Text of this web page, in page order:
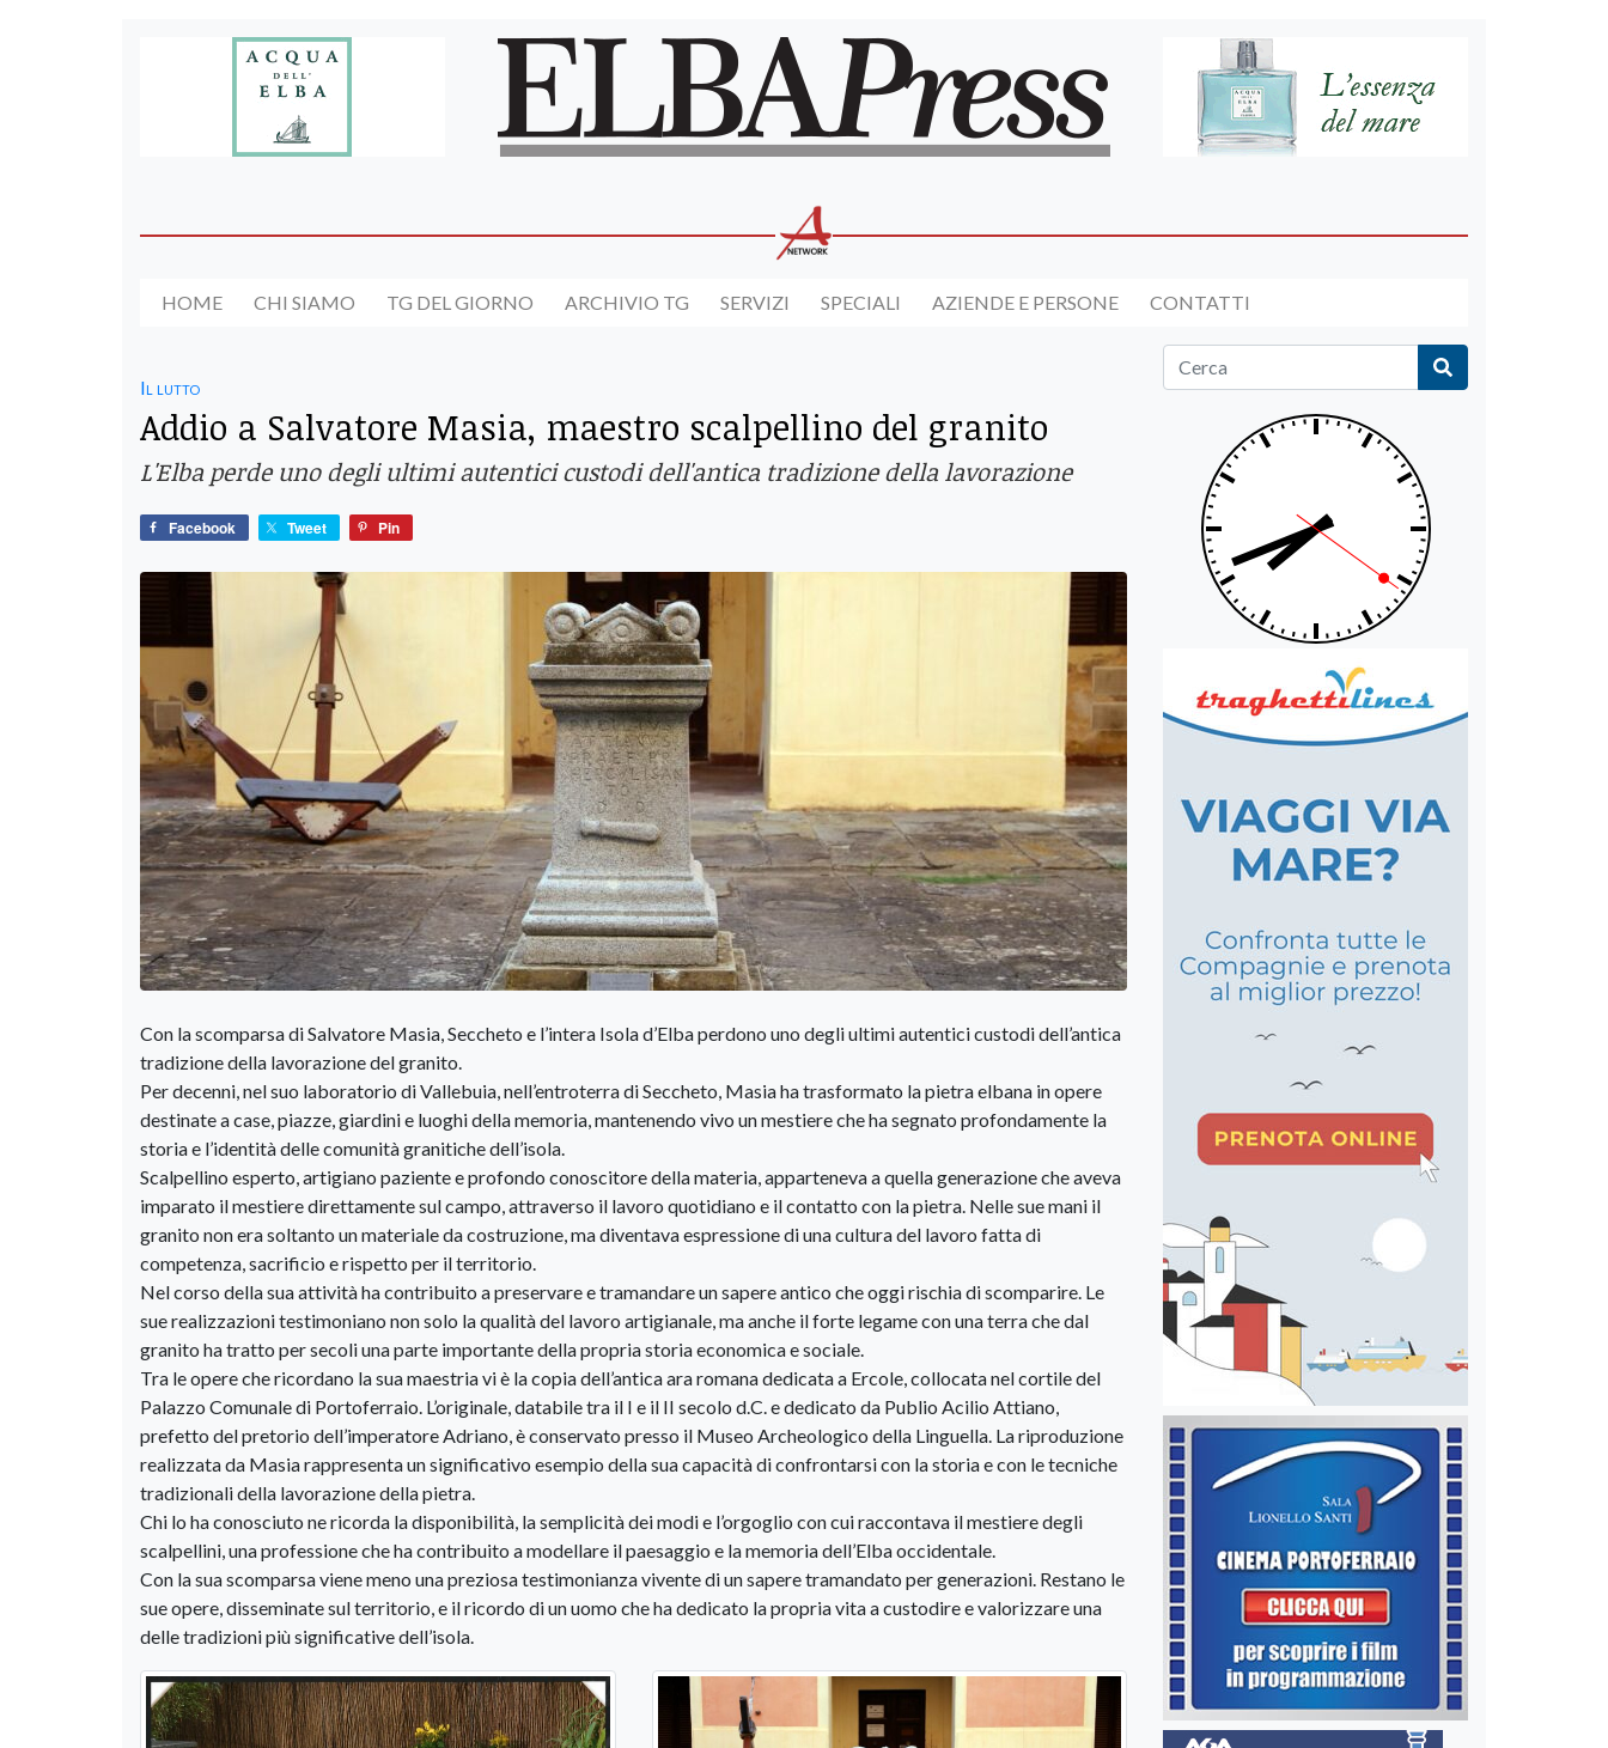
HOME CHI SIAMO TG DEL GIORNO ARCHIVIO TG SERVIZI SPECIALI AZIENDE E PERSONE CONTATTI
Il lutto
Addio a Salvatore Masia, maestro scalpellino del granito
L'Elba perde uno degli ultimi autentici custodi dell'antica tradizione della lavorazione
Facebook Tweet Pin
Con la scomparsa di Salvatore Masia, Seccheto e l’intera Isola d’Elba perdono uno degli ultimi autentici custodi dell’antica
tradizione della lavorazione del granito.
Per decenni, nel suo laboratorio di Vallebuia, nell’entroterra di Seccheto, Masia ha trasformato la pietra elbana in opere
destinate a case, piazze, giardini e luoghi della memoria, mantenendo vivo un mestiere che ha segnato profondamente la
storia e l’identità delle comunità granitiche dell’isola.
Scalpellino esperto, artigiano paziente e profondo conoscitore della materia, apparteneva a quella generazione che aveva
imparato il mestiere direttamente sul campo, attraverso il lavoro quotidiano e il contatto con la pietra. Nelle sue mani il
granito non era soltanto un materiale da costruzione, ma diventava espressione di una cultura del lavoro fatta di
competenza, sacrificio e rispetto per il territorio.
Nel corso della sua attività ha contribuito a preservare e tramandare un sapere antico che oggi rischia di scomparire. Le
sue realizzazioni testimoniano non solo la qualità del lavoro artigianale, ma anche il forte legame con una terra che dal
granito ha tratto per secoli una parte importante della propria storia economica e sociale.
Tra le opere che ricordano la sua maestria vi è la copia dell’antica ara romana dedicata a Ercole, collocata nel cortile del
Palazzo Comunale di Portoferraio. L’originale, databile tra il I e il II secolo d.C. e dedicato da Publio Acilio Attiano,
prefetto del pretorio dell’imperatore Adriano, è conservato presso il Museo Archeologico della Linguella. La riproduzione
realizzata da Masia rappresenta un significativo esempio della sua capacità di confrontarsi con la storia e con le tecniche
tradizionali della lavorazione della pietra.
Chi lo ha conosciuto ne ricorda la disponibilità, la semplicità dei modi e l’orgoglio con cui raccontava il mestiere degli
scalpellini, una professione che ha contribuito a modellare il paesaggio e la memoria dell’Elba occidentale.
Con la sua scomparsa viene meno una preziosa testimonianza vivente di un sapere tramandato per generazioni. Restano le
sue opere, disseminate sul territorio, e il ricordo di un uomo che ha dedicato la propria vita a custodire e valorizzare una
delle tradizioni più significative dell’isola.